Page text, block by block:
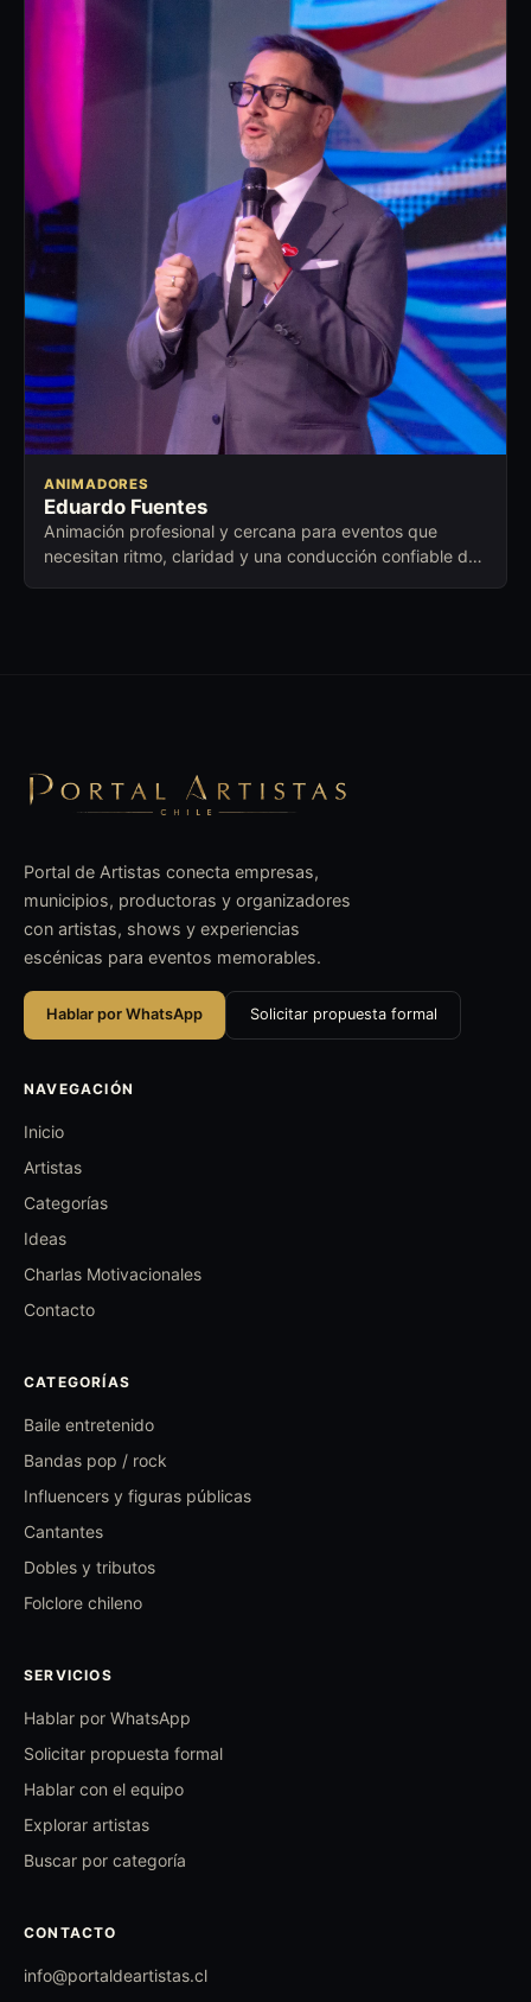
ANIMADORES
Eduardo Fuentes
Animación profesional y cercana para eventos que
necesitan ritmo, claridad y una conducción confiable de
Portal de Artistas conecta empresas,
municipios, productoras y organizadores
con artistas, shows y experiencias
escénicas para eventos memorables.
Hablar por WhatsApp Solicitar propuesta formal
NAVEGACIÓN
Inicio
Artistas
Categorías
Ideas
Charlas Motivacionales
Contacto
CATEGORÍAS
Baile entretenido
Bandas pop / rock
Influencers y figuras públicas
Cantantes
Dobles y tributos
Folclore chileno
SERVICIOS
Hablar por WhatsApp
Solicitar propuesta formal
Hablar con el equipo
Explorar artistas
Buscar por categoría
CONTACTO
info@portaldeartistas.cl